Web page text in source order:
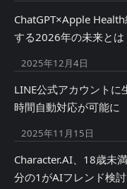
ChatGPT×Apple
する2026年の未来とは
2025年12月4日
LINE公式アカウント
時間自動対応が可能に
2025年11月15日
Character.AI、18歳未
分の1がAIフレンド検